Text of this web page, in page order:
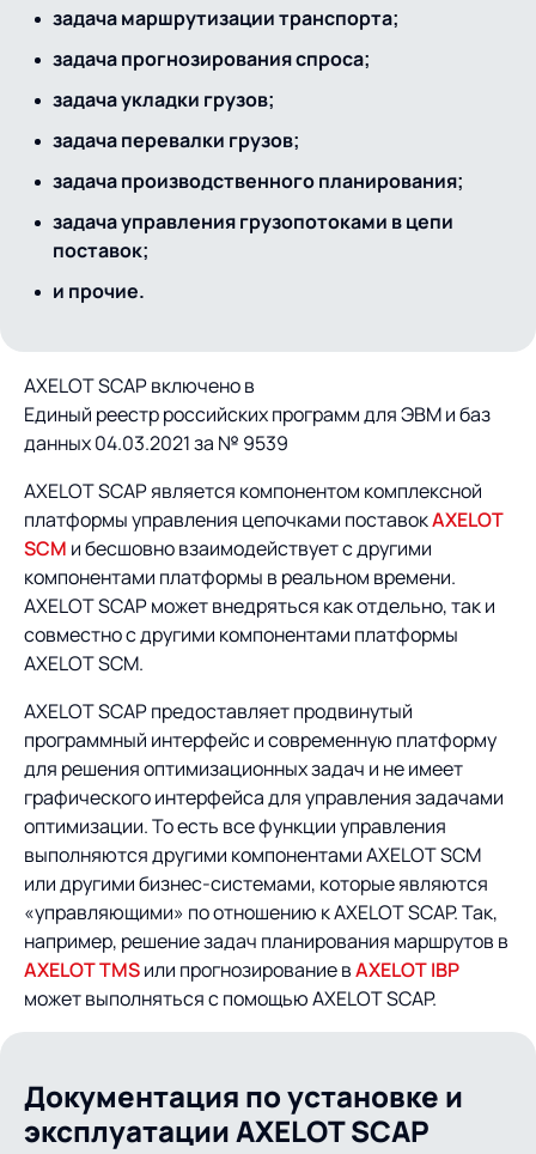
Интегрированное
планирование
Управление
контейнерным
терминалом
Роботизация
AXELOT AI
Техническое оснащение
Постпроектное
сопровождение
Формирование центров
компетенций
Мероприятия
Архив мероприятий
Проекты
Проекты
Контакты
Академия
Предложение для
учебных заведений
База знаний
База знаний
задача маршрутизации транспорта;
задача прогнозирования спроса;
задача укладки грузов;
задача перевалки грузов;
задача производственного планирования;
задача управления грузопотоками в цепи
поставок;
и прочие.
AXELOT SCAP включено в
Единый реестр российских программ для ЭВМ и баз
данных 04.03.2021 за № 9539
AXELOT SCAP является компонентом комплексной
платформы управления цепочками поставокAXELOT
SCM и бесшовно взаимодействует с другими
компонентами платформы в реальном времени.
AXELOT SCAP может внедряться как отдельно, так и
совместно с другими компонентами платформы
AXELOT SCM.
AXELOT SCAP предоставляет продвинутый
программный интерфейс и современную платформу
для решения оптимизационных задач и не имеет
графического интерфейса для управления задачами
оптимизации. То есть все функции управления
выполняются другими компонентами AXELOT SCM
или другими бизнес-системами, которые являются
«управляющими» по отношению к AXELOT SCAP. Так,
например, решение задач планирования маршрутов в
AXELOT TMSили прогнозирование вAXELOT IBP
может выполняться с помощью AXELOT SCAP.
Документация по установке и
эксплуатации AXELOT SCAP